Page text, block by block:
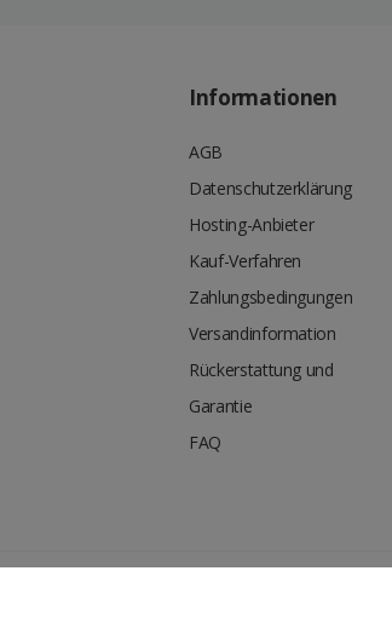
Informationen
AGB
Datenschutzerklärung
Hosting-Anbieter
Kauf-Verfahren
Zahlungsbedingungen
Versandinformation
Rückerstattung und
Garantie
FAQ